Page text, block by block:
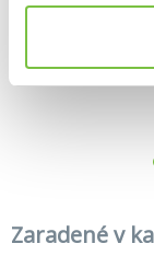
Zaradené v